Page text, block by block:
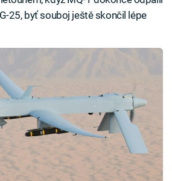
25, byť souboj ještě skončil lépe